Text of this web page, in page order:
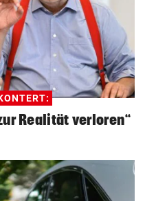
Realität verloren“